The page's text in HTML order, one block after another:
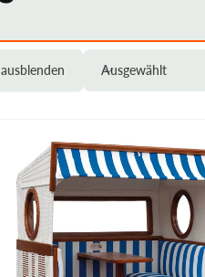
t
i
e
e
n
Ausgewählt